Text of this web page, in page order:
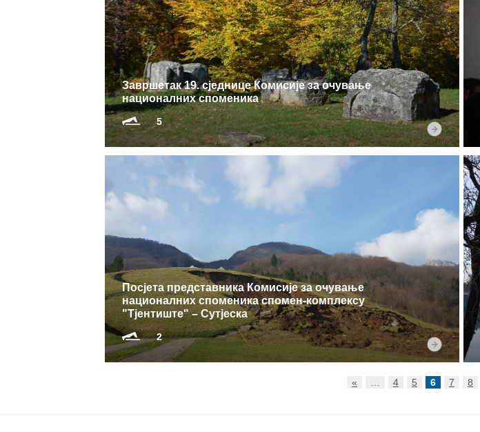
Завршетак 19. сједнице Комисије за очување
националних споменика
5
Посјета представника Комисије за очување
националних споменика спомен-комплексу
"Тјентиште" – Сутјеска
2
« 4 5 6 7 8